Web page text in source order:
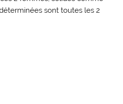
sont toutes les 2